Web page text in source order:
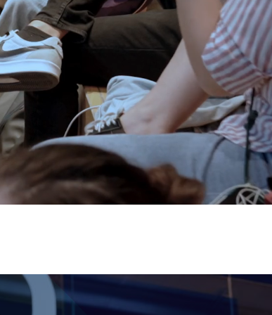
Servizi e accessibilità
Contatti
Immagine